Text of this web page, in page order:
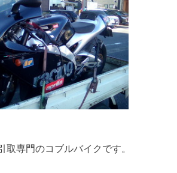
取専門のコブルバイクです。